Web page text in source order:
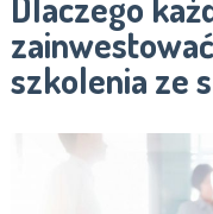
szkolenia ze